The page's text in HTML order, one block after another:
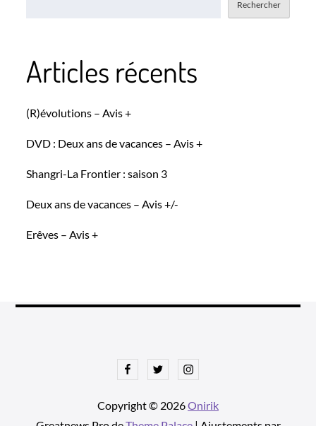
Rechercher
Articles récents
(R)évolutions – Avis +
DVD : Deux ans de vacances – Avis +
Shangri-La Frontier : saison 3
Deux ans de vacances – Avis +/-
Erêves – Avis +
FacebookTwitterInstagram
Copyright © 2026Onirik